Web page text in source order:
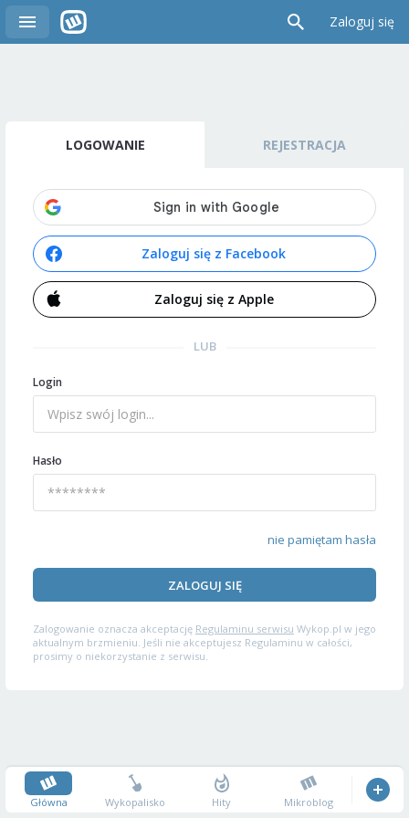
Zaloguj się
LOGOWANIE REJESTRACJA
Zaloguj się z Facebook
Zaloguj się z Apple
LUB
Login
Hasło
nie pamiętam hasła
ZALOGUJ SIĘ
Zalogowanie oznacza akceptację Regulaminu serwisu Wykop.pl w jego
aktualnym brzmieniu. Jeśli nie akceptujesz Regulaminu w całości,
prosimy o niekorzystanie z serwisu.
Główna Wykopalisko Hity Mikroblog